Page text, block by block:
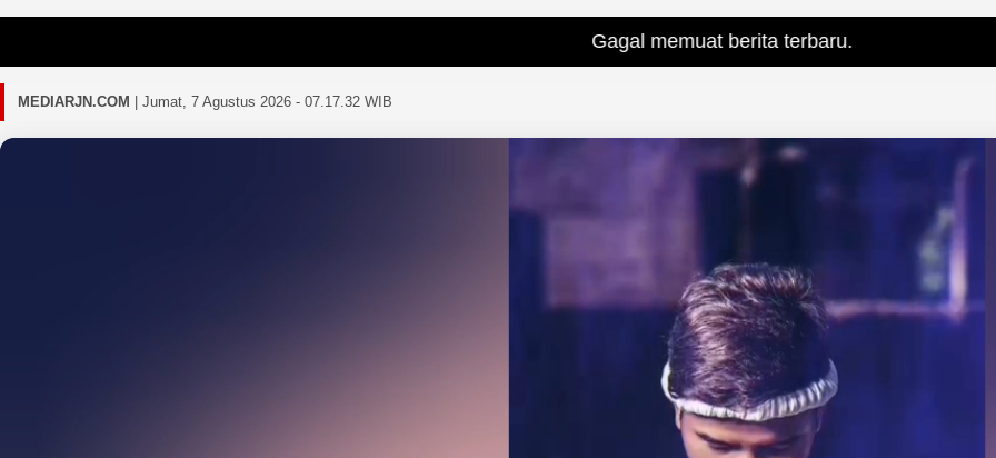
Gagal memuat berita terbaru.
MEDIARJN.COM Jumat, 7 Agustus 2026 - 07.17.35 WIB